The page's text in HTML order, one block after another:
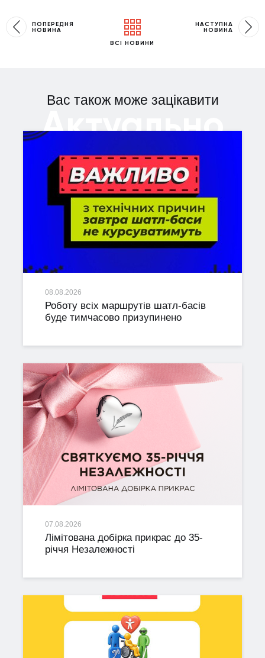
ПОПЕРЕДНЯ
НОВИНА
ВСІ НОВИНИ
НАСТУПНА
НОВИНА
Вас також може зацікавити
Актуально
08.08.2026
Роботу всіх маршрутів шатл-басів
буде тимчасово призупинено
07.08.2026
Лімітована добірка прикрас до 35-
річчя Незалежності